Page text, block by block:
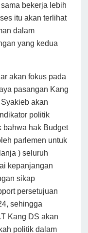
bekerja lebih
itu akan terlihat
dalam
yang kedua
akan fokus pada
pasangan Kang
akan
politik
bahwa hak Budget
parlemen untuk
) seluruh
kepanjangan
sikap
persetujuan
sehingga
Kang DS akan
politik dalam